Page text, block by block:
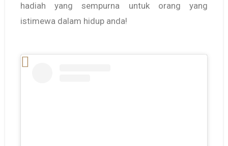
hadiah yang sempurna untuk orang yang
istimewa dalam hidup anda!